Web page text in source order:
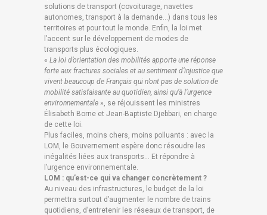
solutions de transport (covoiturage, navettes
autonomes, transport à la demande…) dans tous les
territoires et pour tout le monde. Enfin, la loi met
l’accent sur le développement de modes de
transports plus écologiques.
« La loi d’orientation des mobilités apporte une réponse
forte aux fractures sociales et au sentiment d’injustice que
vivent beaucoup de Français qui n’ont pas de solution de
mobilité satisfaisante au quotidien, ainsi qu’à l’urgence
environnementale », se réjouissent les ministres
Élisabeth Borne et Jean-Baptiste Djebbari, en charge
de cette loi.
Plus faciles, moins chers, moins polluants : avec la
LOM, le Gouvernement espère donc résoudre les
inégalités liées aux transports… Et répondre à
l’urgence environnementale.
LOM : qu’est-ce qui va changer concrètement ?
Au niveau des infrastructures, le budget de la loi
permettra surtout d’augmenter le nombre de trains
quotidiens, d’entretenir les réseaux de transport, de